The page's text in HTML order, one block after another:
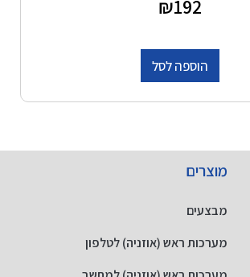
₪192
הוספה לסל
מוצרים
מבצעים
מערכות ראש (אוזניה) לטלפון